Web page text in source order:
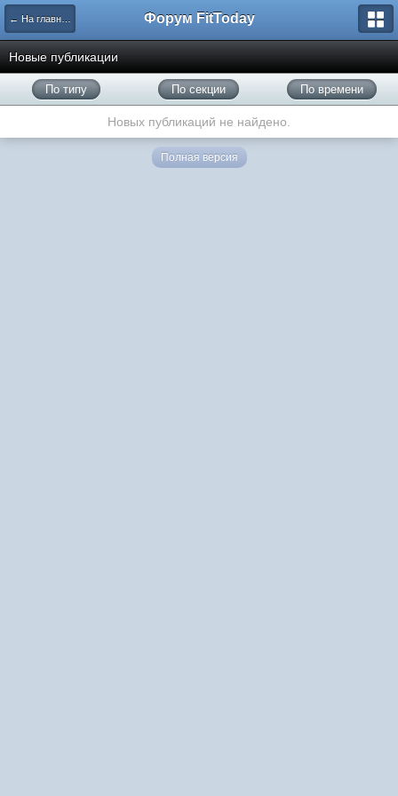
← На главную Форум FitToday
Новые публикации
По типу По секции По времени
Новых публикаций не найдено.
Полная версия